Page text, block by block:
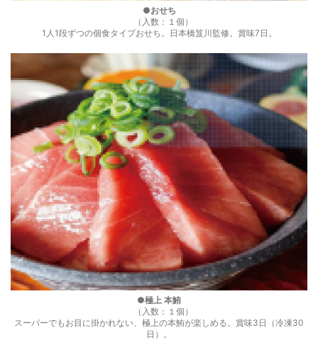
●おせち
（入数：１個）
1人1段ずつの個食タイプおせち。日本橋笈川監修。賞味7日。
●極上 本鮪
（入数：１個）
スーパーでもお目に掛かれない、極上の本鮪が楽しめる。賞味3日（冷凍30
日）。